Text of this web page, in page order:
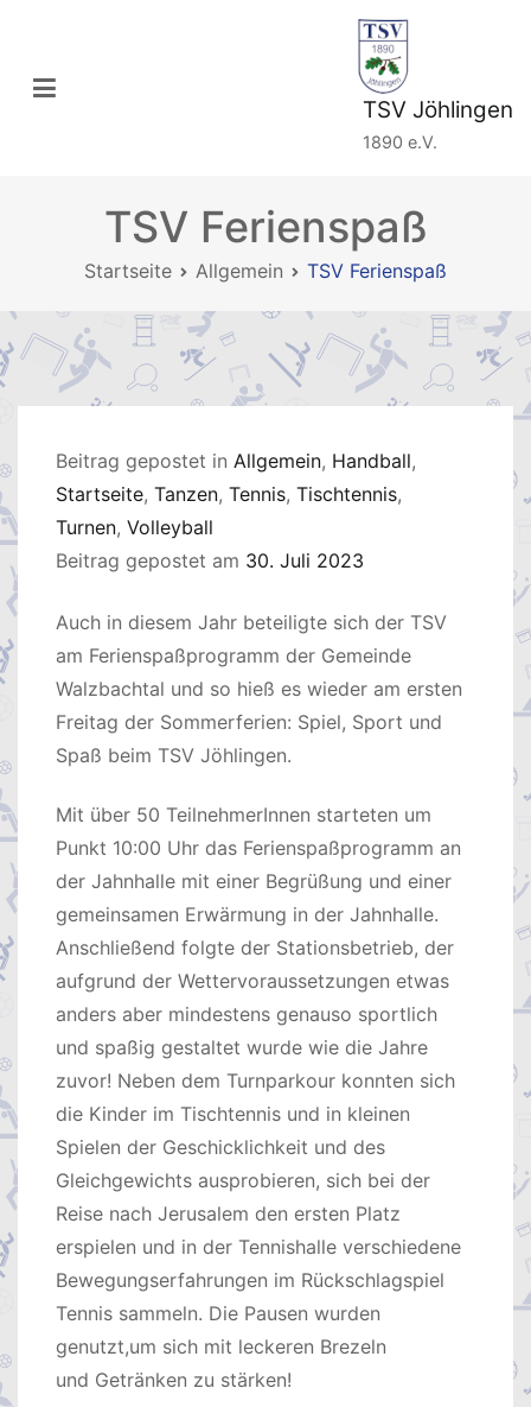
springen
TSV Jöhlingen
1890 e.V.
TSV Ferienspaß
Startseite Allgemein TSV Ferienspaß
Beitrag gepostet in Allgemein, Handball,
Startseite, Tanzen, Tennis, Tischtennis,
Turnen, Volleyball
Beitrag gepostet am 30. Juli 2023
Auch in diesem Jahr beteiligte sich der TSV
am Ferienspaßprogramm der Gemeinde
Walzbachtal und so hieß es wieder am ersten
Freitag der Sommerferien: Spiel, Sport und
Spaß beim TSV Jöhlingen.
Mit über 50 TeilnehmerInnen starteten um
Punkt 10:00 Uhr das Ferienspaßprogramm an
der Jahnhalle mit einer Begrüßung und einer
gemeinsamen Erwärmung in der Jahnhalle.
Anschließend folgte der Stationsbetrieb, der
aufgrund der Wettervoraussetzungen etwas
anders aber mindestens genauso sportlich
und spaßig gestaltet wurde wie die Jahre
zuvor! Neben dem Turnparkour konnten sich
die Kinder im Tischtennis und in kleinen
Spielen der Geschicklichkeit und des
Gleichgewichts ausprobieren, sich bei der
Reise nach Jerusalem den ersten Platz
erspielen und in der Tennishalle verschiedene
Bewegungserfahrungen im Rückschlagspiel
Tennis sammeln. Die Pausen wurden
genutzt,um sich mit leckeren Brezeln
und Getränken zu stärken!